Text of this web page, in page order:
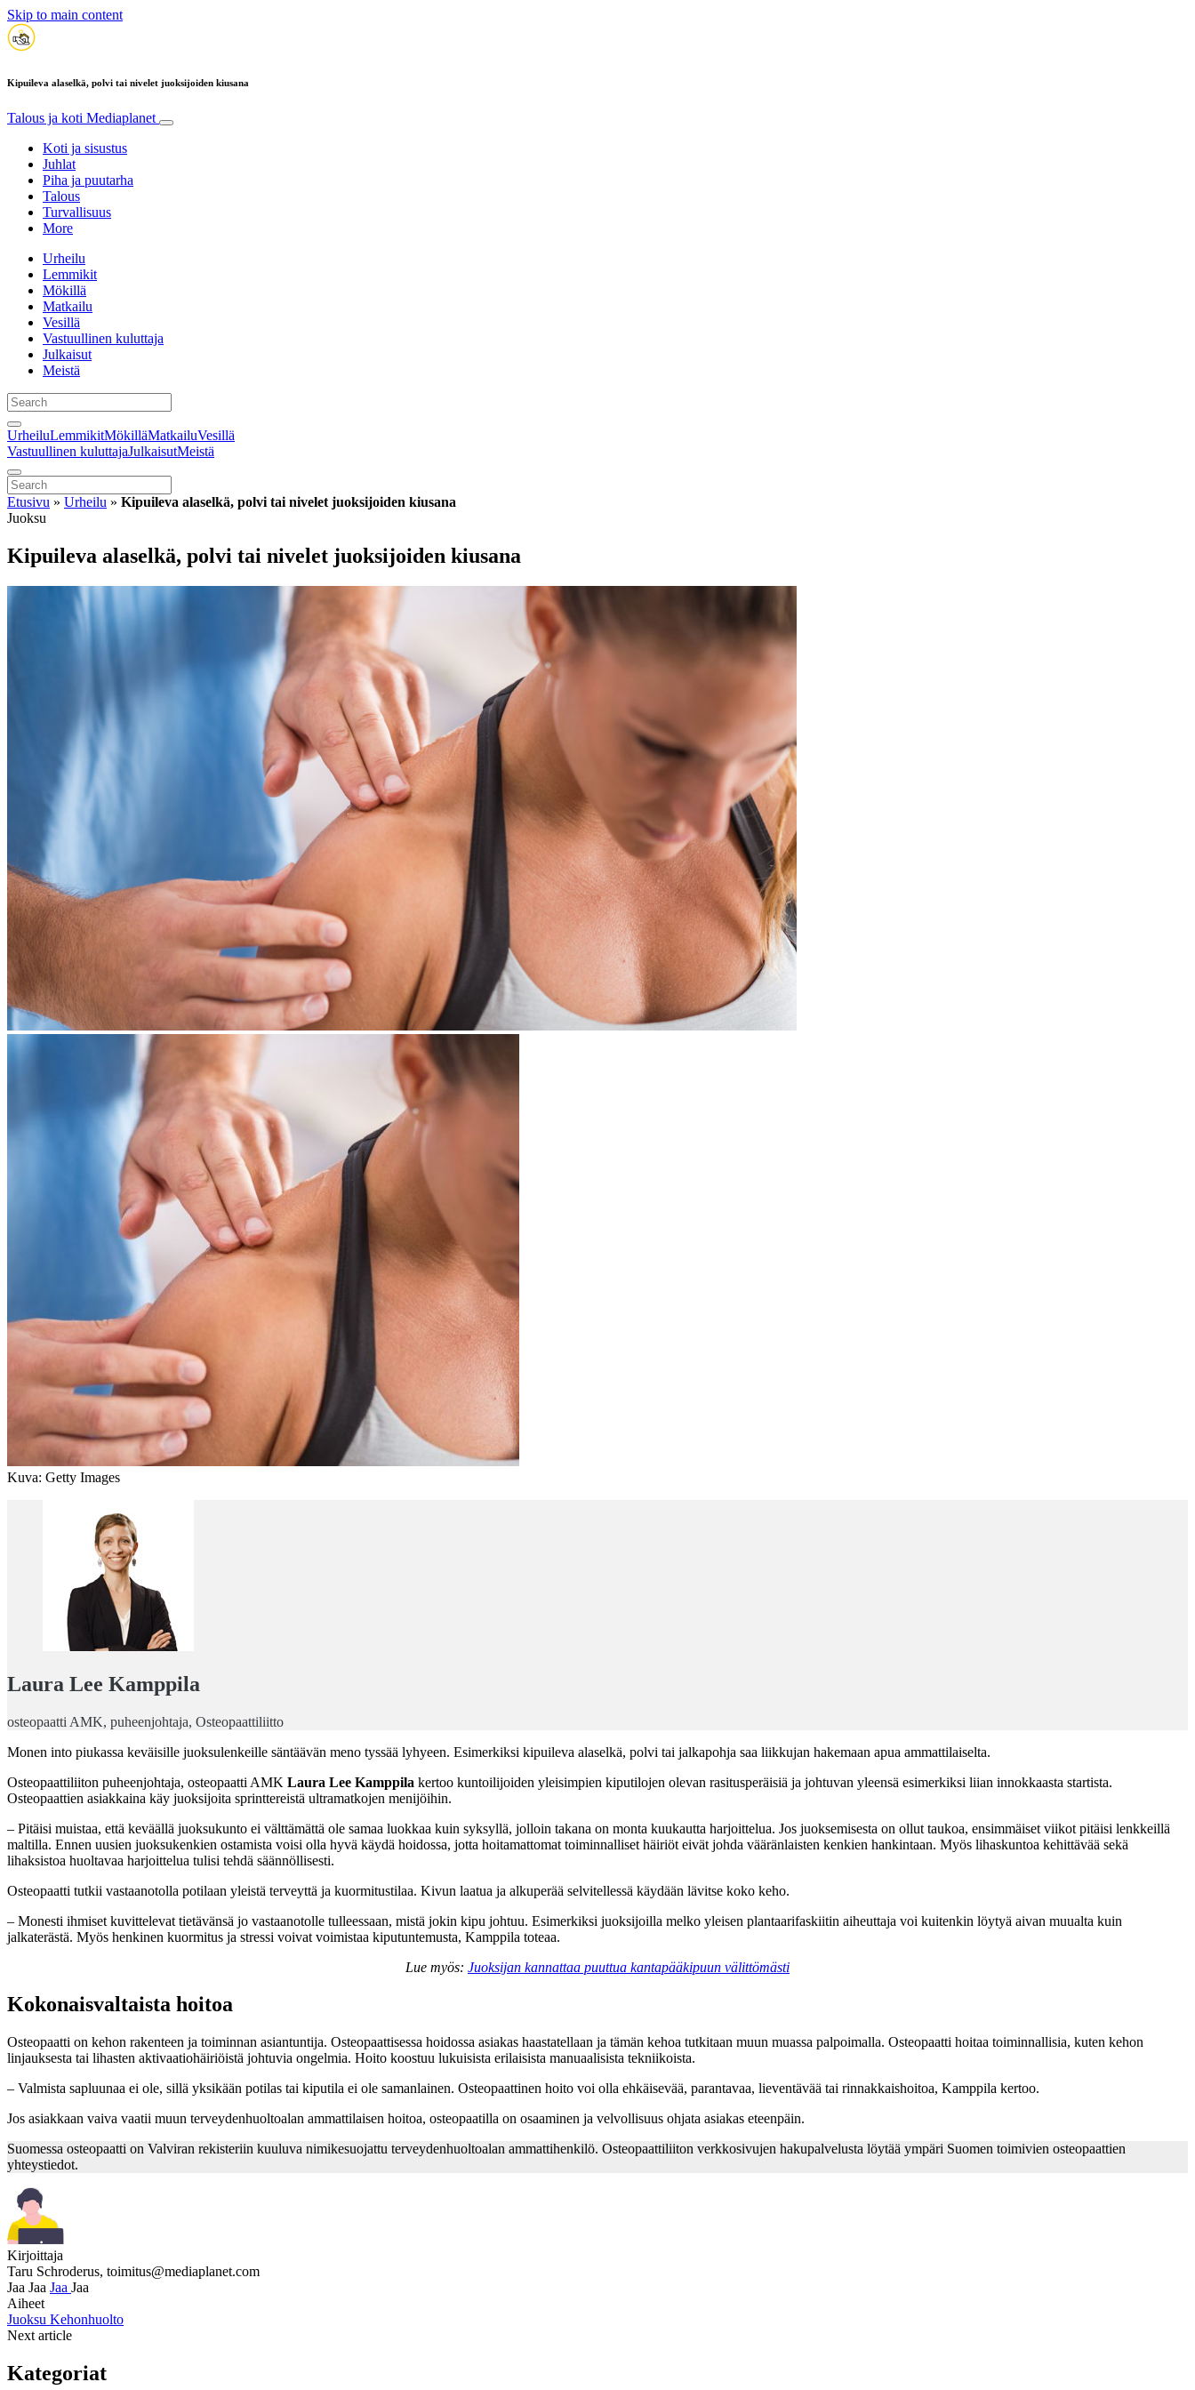
Skip to main content
Kipuileva alaselkä, polvi tai nivelet juoksijoiden kiusana
Talous ja koti Mediaplanet
Koti ja sisustus
Juhlat
Piha ja puutarha
Talous
Turvallisuus
More
Urheilu
Lemmikit
Mökillä
Matkailu
Vesillä
Vastuullinen kuluttaja
Julkaisut
Meistä
UrheiluLemmikitMökilläMatkailuVesillä
Vastuullinen kuluttajaJulkaisutMeistä
Etusivu » Urheilu » Kipuileva alaselkä, polvi tai nivelet juoksijoiden kiusana
Juoksu
Kipuileva alaselkä, polvi tai nivelet juoksijoiden kiusana
Kuva: Getty Images
Laura Lee Kamppila
osteopaatti AMK, puheenjohtaja, Osteopaattiliitto
Monen into piukassa keväisille juoksulenkeille säntäävän meno tyssää lyhyeen. Esimerkiksi kipuileva alaselkä, polvi tai jalkapohja saa liikkujan hakemaan apua ammattilaiselta.
Osteopaattiliiton puheenjohtaja, osteopaatti AMK Laura Lee Kamppila kertoo kuntoilijoiden yleisimpien kiputilojen olevan rasitusperäisiä ja johtuvan yleensä esimerkiksi liian innokkaasta startista.
Osteopaattien asiakkaina käy juoksijoita sprinttereistä ultramatkojen menijöihin.
– Pitäisi muistaa, että keväällä juoksukunto ei välttämättä ole samaa luokkaa kuin syksyllä, jolloin takana on monta kuukautta harjoittelua. Jos juoksemisesta on ollut taukoa, ensimmäiset viikot pitäisi lenkkeillä
maltilla. Ennen uusien juoksukenkien ostamista voisi olla hyvä käydä hoidossa, jotta hoitamattomat toiminnalliset häiriöt eivät johda vääränlaisten kenkien hankintaan. Myös lihaskuntoa kehittävää sekä
lihaksistoa huoltavaa harjoittelua tulisi tehdä säännöllisesti.
Osteopaatti tutkii vastaanotolla potilaan yleistä terveyttä ja kuormitustilaa. Kivun laatua ja alkuperää selvitellessä käydään lävitse koko keho.
– Monesti ihmiset kuvittelevat tietävänsä jo vastaanotolle tulleessaan, mistä jokin kipu johtuu. Esimerkiksi juoksijoilla melko yleisen plantaarifaskiitin aiheuttaja voi kuitenkin löytyä aivan muualta kuin
jalkaterästä. Myös henkinen kuormitus ja stressi voivat voimistaa kiputuntemusta, Kamppila toteaa.
Lue myös: Juoksijan kannattaa puuttua kantapääkipuun välittömästi
Kokonaisvaltaista hoitoa
Osteopaatti on kehon rakenteen ja toiminnan asiantuntija. Osteopaattisessa hoidossa asiakas haastatellaan ja tämän kehoa tutkitaan muun muassa palpoimalla. Osteopaatti hoitaa toiminnallisia, kuten kehon
linjauksesta tai lihasten aktivaatiohäiriöistä johtuvia ongelmia. Hoito koostuu lukuisista erilaisista manuaalisista tekniikoista.
– Valmista sapluunaa ei ole, sillä yksikään potilas tai kiputila ei ole samanlainen. Osteopaattinen hoito voi olla ehkäisevää, parantavaa, lieventävää tai rinnakkaishoitoa, Kamppila kertoo.
Jos asiakkaan vaiva vaatii muun terveydenhuoltoalan ammattilaisen hoitoa, osteopaatilla on osaaminen ja velvollisuus ohjata asiakas eteenpäin.
Suomessa osteopaatti on Valviran rekisteriin kuuluva nimikesuojattu terveydenhuoltoalan ammattihenkilö. Osteopaattiliiton verkkosivujen hakupalvelusta löytää ympäri Suomen toimivien osteopaattien
yhteystiedot.
Kirjoittaja
Taru Schroderus, toimitus@mediaplanet.com
Jaa Jaa Jaa Jaa
Aiheet
Juoksu Kehonhuolto
Next article
Kategoriat